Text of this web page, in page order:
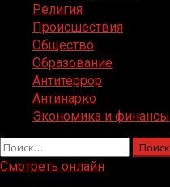
Религия
Происшествия
Общество
Образование
Антитеррор
Антинарко
Экономика и финансы
Найти:
Смотреть онлайн